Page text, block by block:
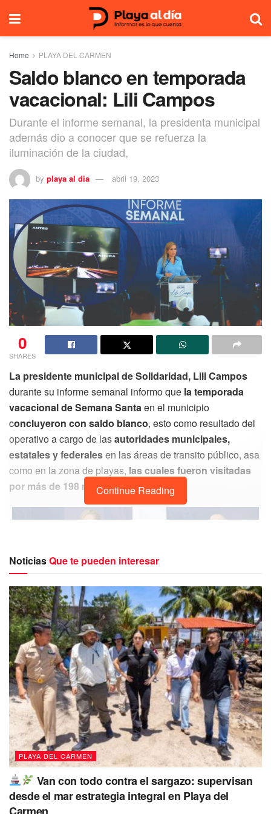
Home PLAYA DEL CARMEN
Saldo blanco en temporada
vacacional: Lili Campos
Durante el informe semanal, la presidenta municipal
además dio a conocer que se refuerza la
iluminación de la ciudad,
by playa al dia abril 19, 2023
0
SHARES
La presidente municipal de Solidaridad, Lili Campos
durante su informe semanal informo que la temporada
vacacional de Semana Santaen el municipio
concluyeron con saldo blanco, esto como resultado del
operativo a cargo de lasautoridades municipales,
estatales y federalesen las áreas de transito público, asa
como en la zona de playas, las cuales fueron visitadas
por más de 198 mil personas.
Destaco la además la edil solidarense quese reforzará la
iluminación en las zonas de circulación vehicularpara
que de este modo se pueda garantizar la seguridad de
los ciudadanosCabe mencionar que al día hoy, el
municipio deSolidaridad se encuentra iluminado al
92%.
“Es preciso recordar que tenemos un
proyecto de iluminación integral que
contempla siete mil luminarias, abarca
avenidas primarias y del primer cuadro
de la ciudad, más las que se han
Continue Reading
NoticiasQue te pueden interesar
PLAYA DEL CARMEN
Van con todo contra el sargazo: supervisan
desde el mar estrategia integral en Playa del
Carmen